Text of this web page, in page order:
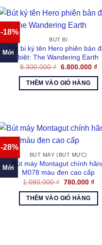
-18%
Mới
BÚT BI
Bút bi ký tên Hero phiên bản
biệt: The Wandering Earth
8.300.000₫ Giá
là:
8.300.000 ₫.
6.800.000 ₫
THÊM VÀO GIỎ HÀNG
-28%
Mới
BÚT MÁY (BÚT MỰC)
Bút máy Montagut chính
M078 màu đen cao cấp
1.080.000₫ Giá
là:
1.080.000 ₫.
780.000 ₫Giá
THÊM VÀO GIỎ HÀNG